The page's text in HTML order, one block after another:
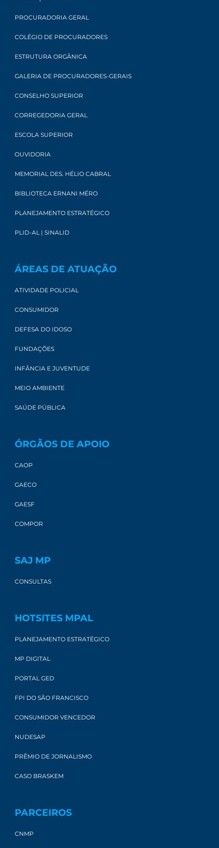
PROCURADORIA GERAL
COLÉGIO DE PROCURADORES
ESTRUTURA ORGÂNICA
GALERIA DE PROCURADORES-GERAIS
CONSELHO SUPERIOR
CORREGEDORIA GERAL
ESCOLA SUPERIOR
OUVIDORIA
MEMORIAL DES. HÉLIO CABRAL
BIBLIOTECA ERNANI MÉRO
PLANEJAMENTO ESTRATÉGICO
PLID-AL | SINALID
ÁREAS DE ATUAÇÃO
ATIVIDADE POLICIAL
CONSUMIDOR
DEFESA DO IDOSO
FUNDAÇÕES
INFÂNCIA E JUVENTUDE
MEIO AMBIENTE
SAÚDE PÚBLICA
ÓRGÃOS DE APOIO
CAOP
GAECO
GAESF
COMPOR
SAJ MP
CONSULTAS
HOTSITES MPAL
PLANEJAMENTO ESTRATÉGICO
MP DIGITAL
PORTAL GED
FPI DO SÃO FRANCISCO
CONSUMIDOR VENCEDOR
NUDESAP
PRÊMIO DE JORNALISMO
CASO BRASKEM
PARCEIROS
CNMP